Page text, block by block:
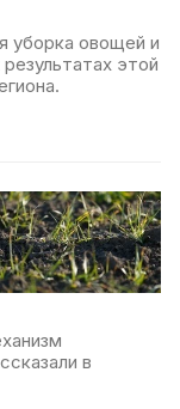
уборка овощей и
этой
в